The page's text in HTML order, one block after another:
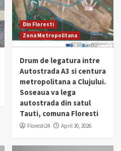
Din Floresti
Zona Metropolitana
Drum de legatura intre
Autostrada A3 si centura
metropolitana a Clujului.
Soseaua va lega
autostrada din satul
Tauti, comuna Floresti
Floresti24 April 30, 2026